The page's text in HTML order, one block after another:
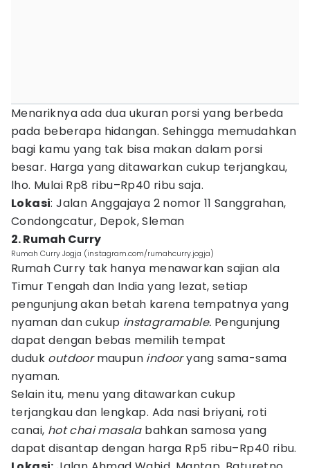
Menariknya ada dua ukuran porsi yang berbeda
pada beberapa hidangan. Sehingga memudahkan
bagi kamu yang tak bisa makan dalam porsi
besar. Harga yang ditawarkan cukup terjangkau,
lho. Mulai Rp8 ribu–Rp40 ribu saja.
Lokasi: Jalan Anggajaya 2 nomor 11 Sanggrahan,
Condongcatur, Depok, Sleman
2. Rumah Curry
Rumah Curry Jogja (instagram.com/rumahcurry.jogja)
Rumah Curry tak hanya menawarkan sajian ala
Timur Tengah dan India yang lezat, setiap
pengunjung akan betah karena tempatnya yang
nyaman dan cukup instagramable. Pengunjung
dapat dengan bebas memilih tempat
duduk outdoormaupun indooryang sama-sama
nyaman.
Selain itu, menu yang ditawarkan cukup
terjangkau dan lengkap. Ada nasi briyani, roti
canai, hot chai masalabahkan samosa yang
dapat disantap dengan harga Rp5 ribu–Rp40 ribu.